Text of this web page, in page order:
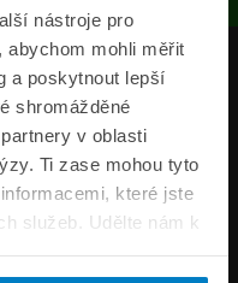
nástroje pro
abychom mohli měřit
a poskytnout lepší
shromážděné
v oblasti
Ti zase mohou tyto
které jste
služeb. Udělte nám k